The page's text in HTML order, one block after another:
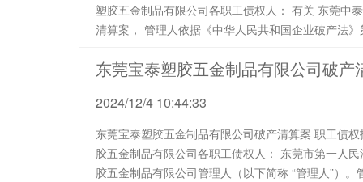
塑胶五金制品有限公司各职工债权人： 有关 东莞中泰塑胶五金制品有限公司（以下简称 “债务人”）破产
清算案， 管理人依据《中华人民共和国企业破产法》第四十八条 “债务人所欠职工的工资和医疗、伤残
东莞宝泰塑胶五金制品有限公司破
2024/12/4 10:44:33
东莞宝泰塑胶五金制品有限公司破产清算案 职工债权报告 （ 2024）宝泰破管字第Z01 4 号 东莞宝泰塑
胶五金制品有限公司各职工债权人： 东莞市第一人民法院指定广东陈梁永钜律师事务所担任东莞宝泰塑
胶五金制品有限公司管理人（以下简称 “管理人”）。管理人依据《中华人民共和国企业破产法》第四十